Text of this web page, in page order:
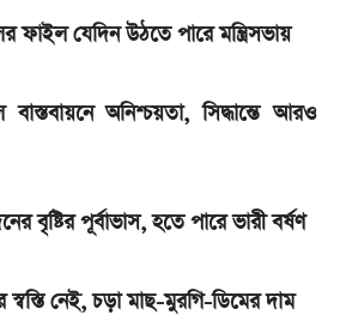
ফাইল যেদিন উঠতে পারে মন্ত্রিসভায়
অনিশ্চয়তা, সিদ্ধান্তে আরও
বৃষ্টির পূর্বাভাস, হতে পারে ভারী বর্ষণ
স্বস্তি নেই, চড়া মাছ-মুরগি-ডিমের দাম